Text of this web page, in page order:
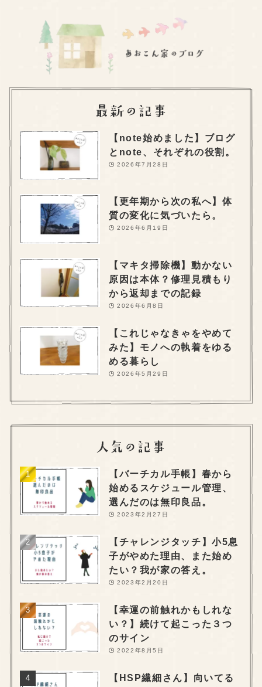
【note始めました】ブログ
とnote、それぞれの役割。
2026年7月28日
【更年期から次の私へ】体
質の変化に気づいたら。
2026年6月19日
【マキタ掃除機】動かない
原因は本体？修理見積もり
から返却までの記録
2026年6月8日
【これじゃなきゃをやめて
みた】モノへの執着をゆる
める暮らし
2026年5月29日
【バーチカル手帳】春から
始めるスケジュール管理、
選んだのは無印良品。
2023年2月27日
【チャレンジタッチ】小5息
子がやめた理由、また始め
たい？我が家の答え。
2023年2月20日
【幸運の前触れかもしれな
い？】続けて起こった３つ
のサイン
2022年8月5日
【HSP繊細さん】向いてる